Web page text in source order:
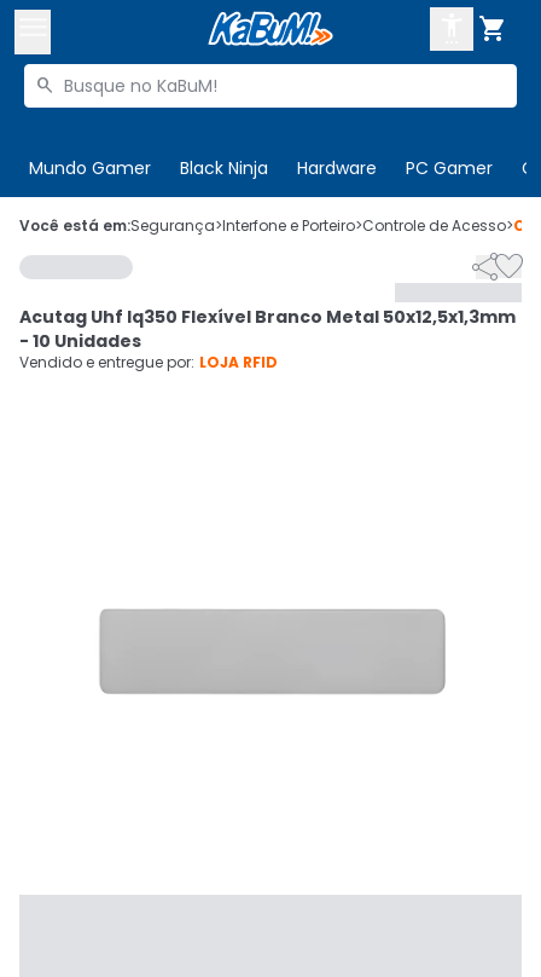

Buscar produtos

Mundo Gamer Black Ninja Hardware PC Gamer
 Olá. Acesse sua conta
 Departamentos
Cupons
CADASTRE-SE
Você está em:Segurança>Interfone e Porteiro>Controle de Acesso>

Acutag Uhf Iq350 Flexível Branco Metal 50x12,5x1,3mm
- 10 Unidades
Vendido e entregue por: LOJA RFID